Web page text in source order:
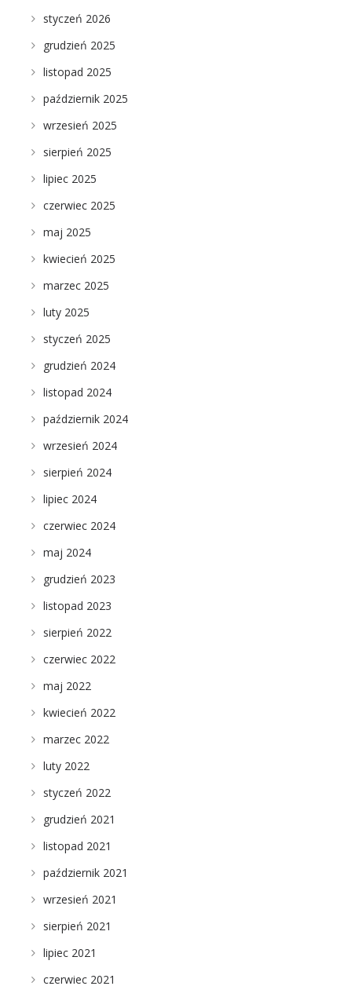
styczeń 2026
grudzień 2025
listopad 2025
październik 2025
wrzesień 2025
sierpień 2025
lipiec 2025
czerwiec 2025
maj 2025
kwiecień 2025
marzec 2025
luty 2025
styczeń 2025
grudzień 2024
listopad 2024
październik 2024
wrzesień 2024
sierpień 2024
lipiec 2024
czerwiec 2024
maj 2024
grudzień 2023
listopad 2023
sierpień 2022
czerwiec 2022
maj 2022
kwiecień 2022
marzec 2022
luty 2022
styczeń 2022
grudzień 2021
listopad 2021
październik 2021
wrzesień 2021
sierpień 2021
lipiec 2021
czerwiec 2021